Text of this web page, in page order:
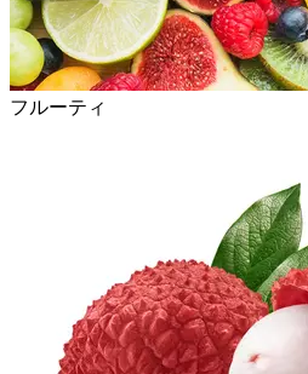
フルーティ